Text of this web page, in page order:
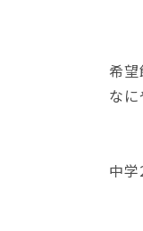
希
なに
中